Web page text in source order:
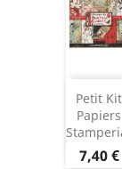
Petit Kit
Papiers
7,40 €